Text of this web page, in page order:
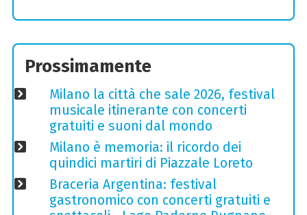
Prossimamente
Milano la città che sale 2026, festival
musicale itinerante con concerti
gratuiti e suoni dal mondo
Milano è memoria: il ricordo dei
quindici martiri di Piazzale Loreto
Braceria Argentina: festival
gastronomico con concerti gratuiti e